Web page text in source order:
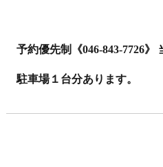
予約優先制《046-843-7726》
駐車場１台分あります。